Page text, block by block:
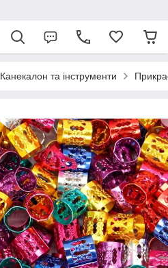
Канекалон та інструменти